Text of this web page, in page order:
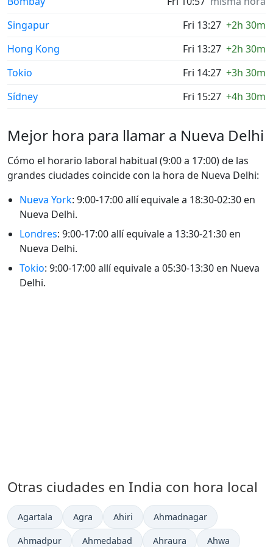
Singapur
Fri 13:27 +2h 30m
Hong Kong
Fri 13:27 +2h 30m
Tokio
Fri 14:27 +3h 30m
Sídney
Fri 15:27 +4h 30m
Mejor hora para llamar a Nueva Delhi
Cómo el horario laboral habitual (9:00 a 17:00) de las
grandes ciudades coincide con la hora de Nueva Delhi:
Nueva York: 9:00-17:00 allí equivale a 18:30-02:30 en
Nueva Delhi.
Londres: 9:00-17:00 allí equivale a 13:30-21:30 en
Nueva Delhi.
Tokio: 9:00-17:00 allí equivale a 05:30-13:30 en Nueva
Delhi.
Otras ciudades en India con hora local
Hora actual en
Agartala Hora actual en
Agra Hora actual en
Ahiri Hora actual en
Ahmadnagar
Hora actual en
Ahmadpur Hora actual en
Ahmedabad Hora actual en
Ahraura Hora actual en
Ahwa